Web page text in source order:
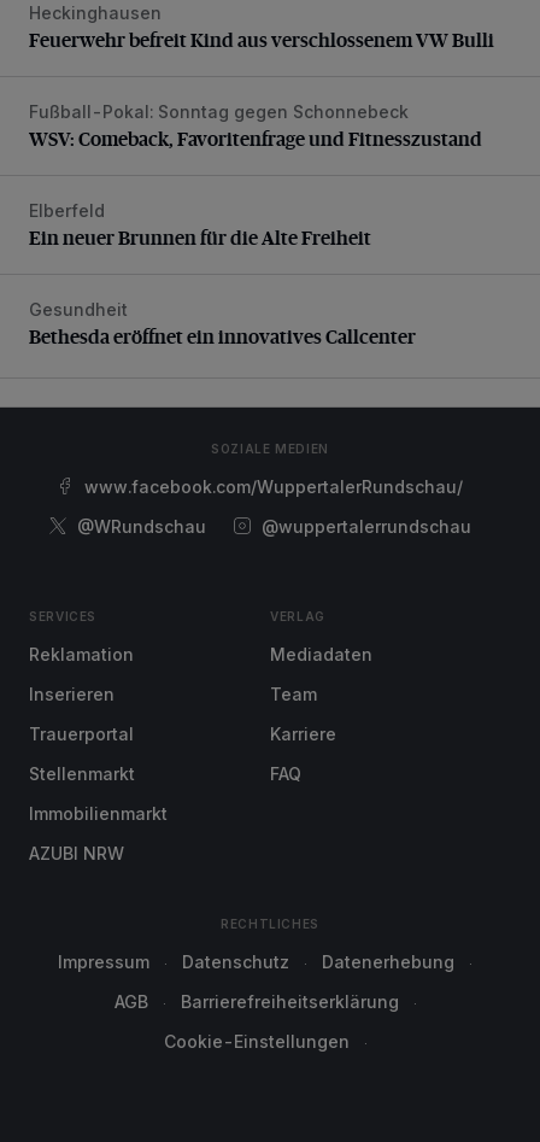
Feuerwehr befreit Kind aus verschlossenem VW Bulli
Heckinghausen
Feuerwehr befreit Kind aus verschlossenem VW Bulli
WSV: Comeback, Favoritenfrage und Fitnesszustand
Fußball-Pokal: Sonntag gegen Schonnebeck
WSV: Comeback, Favoritenfrage und Fitnesszustand
Ein neuer Brunnen für die Alte Freiheit
Elberfeld
Ein neuer Brunnen für die Alte Freiheit
Bethesda eröffnet ein innovatives Callcenter
Gesundheit
Bethesda eröffnet ein innovatives Callcenter
SOZIALE MEDIEN
www.facebook.com/WuppertalerRundschau/
@WRundschau
@wuppertalerrundschau
SERVICES
Reklamation
Inserieren
Trauerportal
Stellenmarkt
Immobilienmarkt
AZUBI NRW
VERLAG
Mediadaten
Team
Karriere
FAQ
RECHTLICHES
Impressum Datenschutz
Datenerhebung
AGB
Barrierefreiheitserklärung
Cookie-Einstellungen